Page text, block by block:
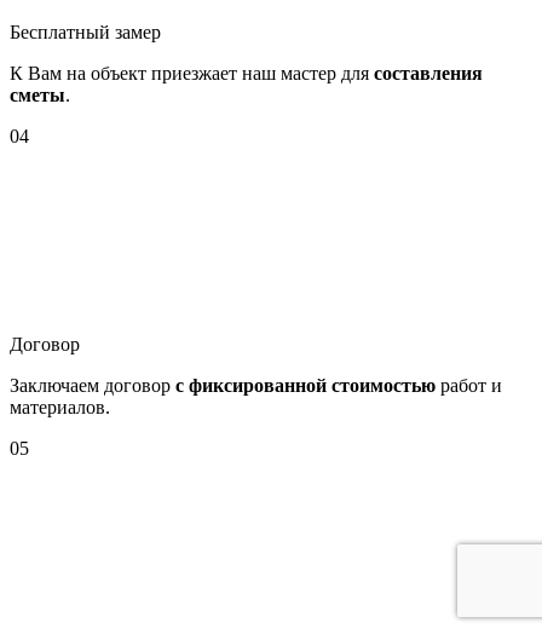
Бесплатный замер
К Вам на объект приезжает наш мастер для составления
сметы.
04
Договор
Заключаем договор с фиксированной стоимостью работ и
материалов.
05